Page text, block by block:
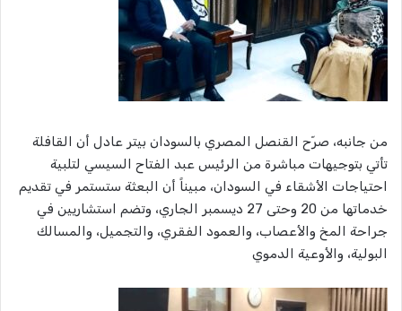
​من جانبه، صرّح القنصل المصري بالسودان بيتر عادل أن القافلة
تأتي بتوجيهات مباشرة من الرئيس عبد الفتاح السيسي لتلبية
احتياجات الأشقاء في السودان، مبيناً أن البعثة ستستمر في تقديم
خدماتها من 20 وحتى 27 ديسمبر الجاري، وتضم استشاريين في
جراحة المخ والأعصاب، والعمود الفقري، والتجميل، والمسالك
البولية، والأوعية الدموي